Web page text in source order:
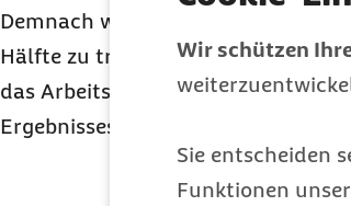
Wir schützen
Sie entscheiden
Funktionen
Demnach werden Beiträge, die
Hälfte zu tragen sind, durch
das Arbeitsentgelt und
Ergebnisses berechnet.